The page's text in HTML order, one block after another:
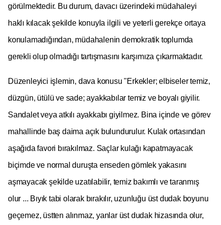
görülmektedir. Bu durum, davacı üzerindeki müdahaleyi
haklı kılacak şekilde konuyla ilgili ve yeterli gerekçe ortaya
konulamadığından, müdahalenin demokratik toplumda
gerekli olup olmadığı tartışmasını karşımıza çıkarmaktadır.
Düzenleyici işlemin, dava konusu "Erkekler; elbiseler temiz,
düzgün, ütülü ve sade; ayakkabılar temiz ve boyalı giyilir.
Sandalet veya atkılı ayakkabı giyilmez. Bina içinde ve görev
mahallinde baş daima açık bulundurulur. Kulak ortasından
aşağıda favori bırakılmaz. Saçlar kulağı kapatmayacak
biçimde ve normal duruşta enseden gömlek yakasını
aşmayacak şekilde uzatılabilir, temiz bakımlı ve taranmış
olur ... Bıyık tabi olarak bırakılır, uzunluğu üst dudak boyunu
geçemez, üstten alınmaz, yanlar üst dudak hizasında olur,